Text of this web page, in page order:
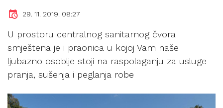
29. 11. 2019. 08:27
U prostoru centralnog sanitarnog čvora
smještena je i praonica u kojoj Vam naše
ljubazno osoblje stoji na raspolaganju za usluge
pranja, sušenja i peglanja robe